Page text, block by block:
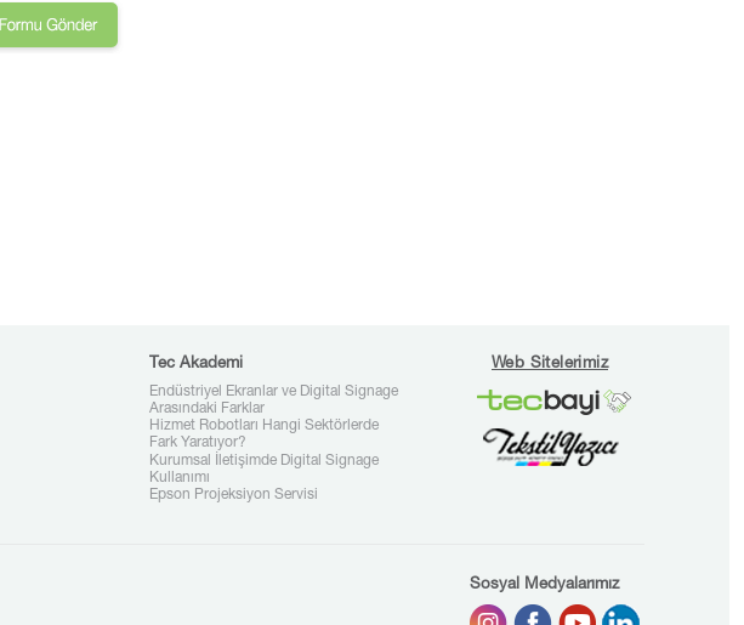
Tec Akademi
Endüstriyel Ekranlar ve Digital Signage
Arasındaki Farklar
Hizmet Robotları Hangi Sektörlerde
Fark Yaratıyor?
Kurumsal İletişimde Digital Signage
Kullanımı
Epson Projeksiyon Servisi
Web Sitelerimiz
Sosyal Medyalarımız